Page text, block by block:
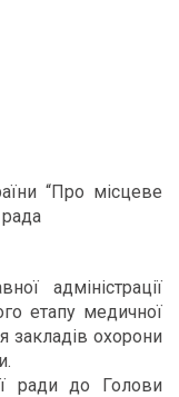
“Про місцеве
адміністрації
етапу медичної
закладів охорони
ради до Голови